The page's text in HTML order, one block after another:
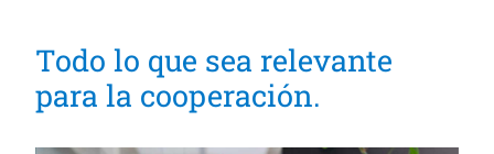
Todo lo que sea relevante
para la cooperación.